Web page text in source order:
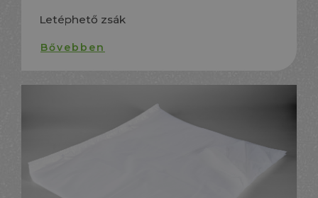
Letéphető zsák
Bővebben